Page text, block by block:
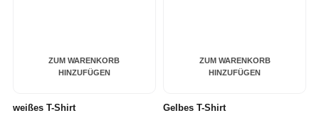
ZUM WARENKORB
HINZUFÜGEN
weißes T-Shirt
ZUM WARENKORB
HINZUFÜGEN
Gelbes T-Shirt